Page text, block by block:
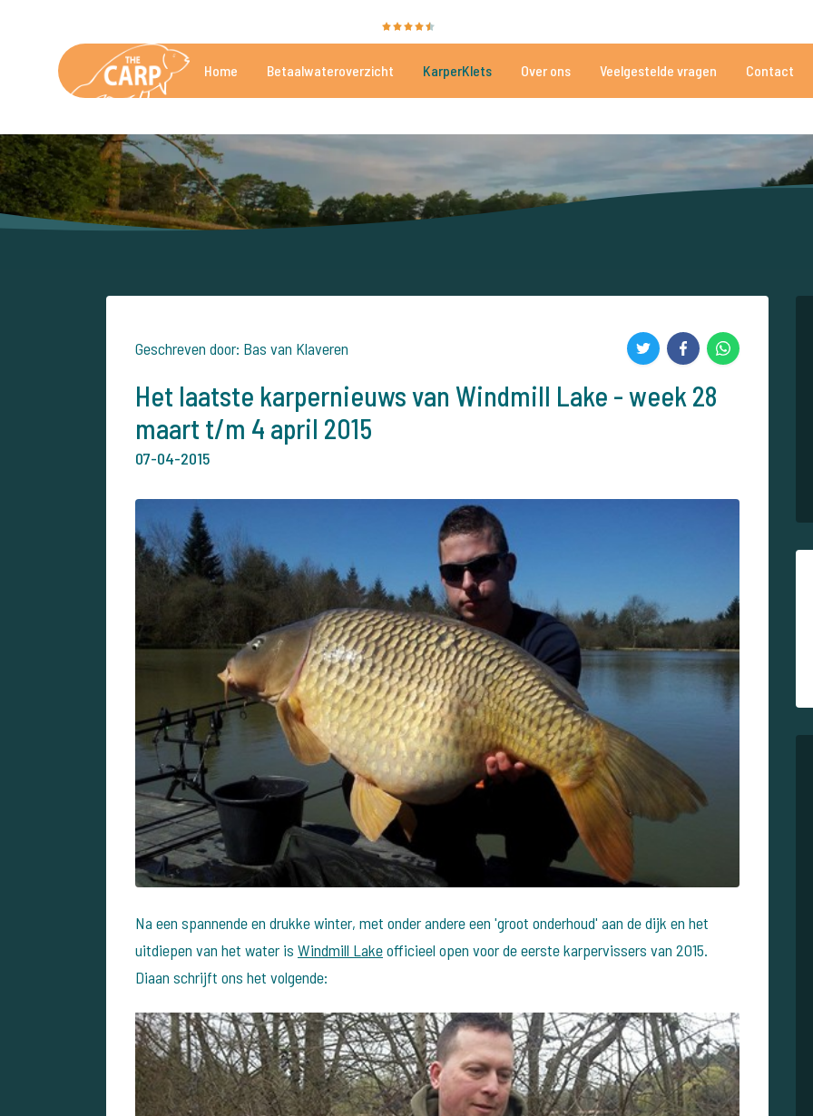
Home Betaalwateroverzicht KarperKlets Over ons Veelgestelde vragen Contact
Geschreven door: Bas van Klaveren
Het laatste karpernieuws van Windmill Lake - week 28
maart t/m 4 april 2015
07-04-2015
Na een spannende en drukke winter, met onder andere een 'groot onderhoud' aan de dijk en het
uitdiepen van het water is Windmill Lakeofficieel open voor de eerste karpervissers van 2015.
Diaan schrijft ons het volgende: